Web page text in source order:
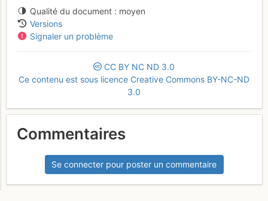
Qualité du document
moyen
Versions
Signaler un problème
CC BY NC ND 3.0
Ce contenu est sous licence Creative Commons BY-NC-ND
3.0
Commentaires
Se connecter pour poster un commentaire